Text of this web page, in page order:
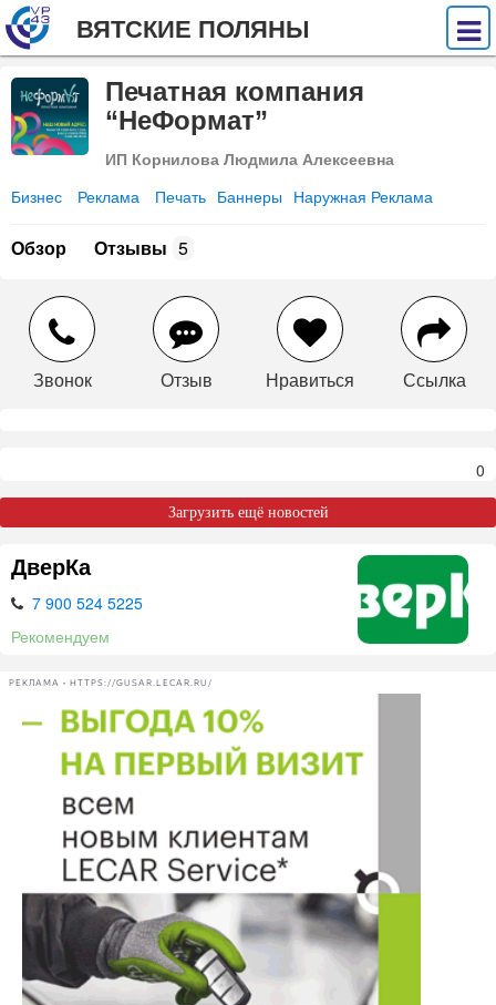
ВЯТСКИЕ ПОЛЯНЫ
Печатная компания
“НеФормат”
ИП Корнилова Людмила Алексеевна
Бизнес Реклама Печать Баннеры Наружная Реклама
Обзор Отзывы 5
Звонок Отзыв Нравиться Ссылка
0
Загрузить ещё новостей
ДверКа
7 900 524 5225
Рекомендуем
РЕКЛАМА • HTTPS://GUSAR.LECAR.RU/